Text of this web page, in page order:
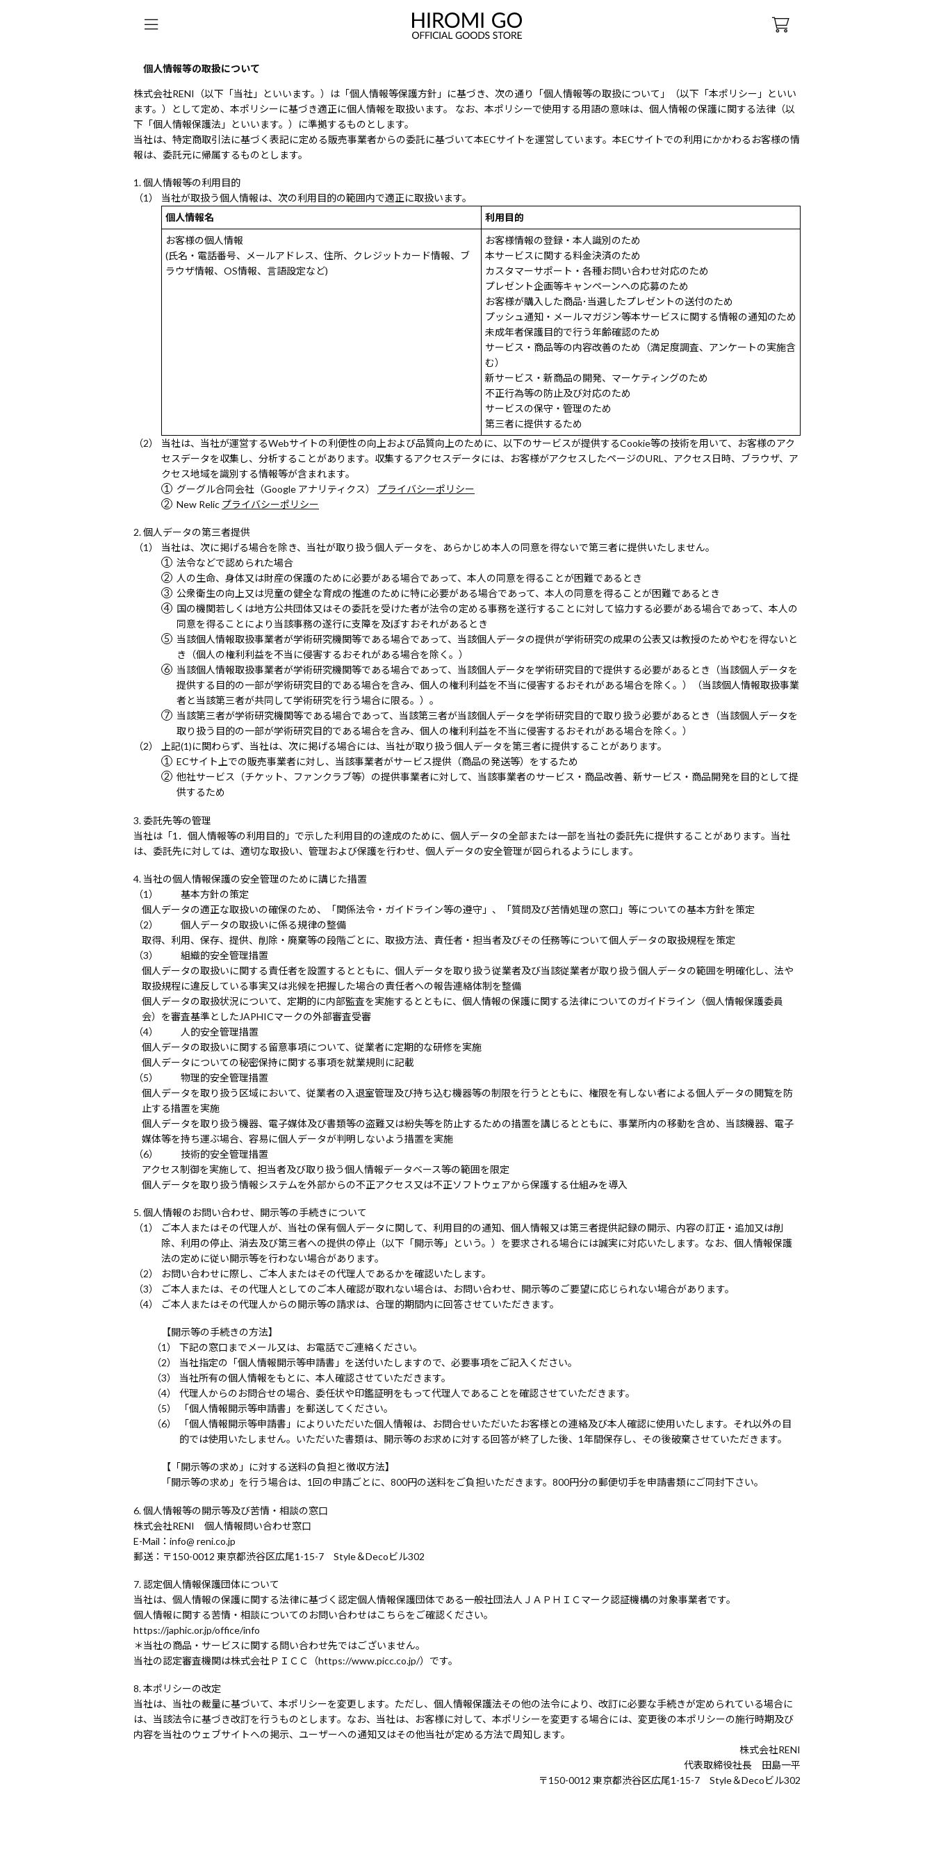
個人情報等の取扱について
株式会社RENI（以下「当社」といいます。）は「個人情報等保護方針」に基づき、次の通り「個人情報等の取扱について」（以下「本ポリシー」といい
ます。）として定め、本ポリシーに基づき適正に個人情報を取扱います。 なお、本ポリシーで使用する用語の意味は、個人情報の保護に関する法律（以
下「個人情報保護法」といいます。）に準拠するものとします。
当社は、特定商取引法に基づく表記に定める販売事業者からの委託に基づいて本ECサイトを運営しています。本ECサイトでの利用にかかわるお客様の情
報は、委託元に帰属するものとします。
個人情報等の利用目的
当社が取扱う個人情報は、次の利用目的の範囲内で適正に取扱います。
個人情報名
利用目的
お客様の個人情報
(氏名・電話番号、メールアドレス、住所、クレジットカード情報、ブ
ラウザ情報、OS情報、言語設定など)
お客様情報の登録・本人識別のため
本サービスに関する料金決済のため
カスタマーサポート・各種お問い合わせ対応のため
プレゼント企画等キャンペーンへの応募のため
お客様が購入した商品･当選したプレゼントの送付のため
プッシュ通知・メールマガジン等本サービスに関する情報の通知のため
未成年者保護目的で行う年齢確認のため
サービス・商品等の内容改善のため（満足度調査、アンケートの実施含
む）
新サービス・新商品の開発、マーケティングのため
不正行為等の防止及び対応のため
サービスの保守・管理のため
第三者に提供するため
当社は、当社が運営するWebサイトの利便性の向上および品質向上のために、以下のサービスが提供するCookie等の技術を用いて、お客様のアク
セスデータを収集し、分析することがあります。収集するアクセスデータには、お客様がアクセスしたページのURL、アクセス日時、ブラウザ、ア
クセス地域を識別する情報等が含まれます。
グーグル合同会社（Google アナリティクス） プライバシーポリシー
New Relic プライバシーポリシー
個人データの第三者提供
当社は、次に掲げる場合を除き、当社が取り扱う個人データを、あらかじめ本人の同意を得ないで第三者に提供いたしません。
法令などで認められた場合
人の生命、身体又は財産の保護のために必要がある場合であって、本人の同意を得ることが困難であるとき
公衆衛生の向上又は児童の健全な育成の推進のために特に必要がある場合であって、本人の同意を得ることが困難であるとき
国の機関若しくは地方公共団体又はその委託を受けた者が法令の定める事務を遂行することに対して協力する必要がある場合であって、本人の
同意を得ることにより当該事務の遂行に支障を及ぼすおそれがあるとき
当該個人情報取扱事業者が学術研究機関等である場合であって、当該個人データの提供が学術研究の成果の公表又は教授のためやむを得ないと
き（個人の権利利益を不当に侵害するおそれがある場合を除く。）
当該個人情報取扱事業者が学術研究機関等である場合であって、当該個人データを学術研究目的で提供する必要があるとき（当該個人データを
提供する目的の一部が学術研究目的である場合を含み、個人の権利利益を不当に侵害するおそれがある場合を除く。）（当該個人情報取扱事業
者と当該第三者が共同して学術研究を行う場合に限る。）。
当該第三者が学術研究機関等である場合であって、当該第三者が当該個人データを学術研究目的で取り扱う必要があるとき（当該個人データを
取り扱う目的の一部が学術研究目的である場合を含み、個人の権利利益を不当に侵害するおそれがある場合を除く。）
上記(1)に関わらず、当社は、次に掲げる場合には、当社が取り扱う個人データを第三者に提供することがあります。
ECサイト上での販売事業者に対し、当該事業者がサービス提供（商品の発送等）をするため
他社サービス（チケット、ファンクラブ等）の提供事業者に対して、当該事業者のサービス・商品改善、新サービス・商品開発を目的として提
供するため
委託先等の管理
当社は「1．個人情報等の利用目的」で示した利用目的の達成のために、個人データの全部または一部を当社の委託先に提供することがあります。当社
は、委託先に対しては、適切な取扱い、管理および保護を行わせ、個人データの安全管理が図られるようにします。
当社の個人情報保護の安全管理のために講じた措置
基本方針の策定
個人データの適正な取扱いの確保のため、「関係法令・ガイドライン等の遵守」、「質問及び苦情処理の窓口」等についての基本方針を策定
個人データの取扱いに係る規律の整備
取得、利用、保存、提供、削除・廃棄等の段階ごとに、取扱方法、責任者・担当者及びその任務等について個人データの取扱規程を策定
組織的安全管理措置
個人データの取扱いに関する責任者を設置するとともに、個人データを取り扱う従業者及び当該従業者が取り扱う個人データの範囲を明確化し、法や
取扱規程に違反している事実又は兆候を把握した場合の責任者への報告連絡体制を整備
個人データの取扱状況について、定期的に内部監査を実施するとともに、個人情報の保護に関する法律についてのガイドライン（個人情報保護委員
会）を審査基準としたJAPHICマークの外部審査受審
人的安全管理措置
個人データの取扱いに関する留意事項について、従業者に定期的な研修を実施
個人データについての秘密保持に関する事項を就業規則に記載
物理的安全管理措置
個人データを取り扱う区域において、従業者の入退室管理及び持ち込む機器等の制限を行うとともに、権限を有しない者による個人データの閲覧を防
止する措置を実施
個人データを取り扱う機器、電子媒体及び書類等の盗難又は紛失等を防止するための措置を講じるとともに、事業所内の移動を含め、当該機器、電子
媒体等を持ち運ぶ場合、容易に個人データが判明しないよう措置を実施
技術的安全管理措置
アクセス制御を実施して、担当者及び取り扱う個人情報データベース等の範囲を限定
個人データを取り扱う情報システムを外部からの不正アクセス又は不正ソフトウェアから保護する仕組みを導入
個人情報のお問い合わせ、開示等の手続きについて
ご本人またはその代理人が、当社の保有個人データに関して、利用目的の通知、個人情報又は第三者提供記録の開示、内容の訂正・追加又は削
除、利用の停止、消去及び第三者への提供の停止（以下「開示等」という。）を要求される場合には誠実に対応いたします。なお、個人情報保護
法の定めに従い開示等を行わない場合があります。
お問い合わせに際し、ご本人またはその代理人であるかを確認いたします。
ご本人または、その代理人としてのご本人確認が取れない場合は、お問い合わせ、開示等のご要望に応じられない場合があります。
ご本人またはその代理人からの開示等の請求は、合理的期間内に回答させていただきます。
【開示等の手続きの方法】
下記の窓口までメール又は、お電話でご連絡ください。
当社指定の「個人情報開示等申請書」を送付いたしますので、必要事項をご記入ください。
当社所有の個人情報をもとに、本人確認させていただきます。
代理人からのお問合せの場合、委任状や印鑑証明をもって代理人であることを確認させていただきます。
「個人情報開示等申請書」を郵送してください。
「個人情報開示等申請書」によりいただいた個人情報は、お問合せいただいたお客様との連絡及び本人確認に使用いたします。それ以外の目
的では使用いたしません。いただいた書類は、開示等のお求めに対する回答が終了した後、1年間保存し、その後破棄させていただきます。
【「開示等の求め」に対する送料の負担と徴収方法】
「開示等の求め」を行う場合は、1回の申請ごとに、800円の送料をご負担いただきます。800円分の郵便切手を申請書類にご同封下さい。
個人情報等の開示等及び苦情・相談の窓口
株式会社RENI 個人情報問い合わせ窓口
E-Mail
info@ reni.co.jp
郵送
〒150-0012 東京都渋谷区広尾1-15-7 Style＆Decoビル302
認定個人情報保護団体について
当社は、個人情報の保護に関する法律に基づく認定個人情報保護団体である一般社団法人ＪＡＰＨＩＣマーク認証機構の対象事業者です。
個人情報に関する苦情・相談についてのお問い合わせはこちらをご確認ください。
https://japhic.or.jp/office/info
＊当社の商品・サービスに関する問い合わせ先ではございません。
当社の認定審査機関は株式会社ＰＩＣＣ（https://www.picc.co.jp/）です。
本ポリシーの改定
当社は、当社の裁量に基づいて、本ポリシーを変更します。ただし、個人情報保護法その他の法令により、改訂に必要な手続きが定められている場合に
は、当該法令に基づき改訂を行うものとします。なお、当社は、お客様に対して、本ポリシーを変更する場合には、変更後の本ポリシーの施行時期及び
内容を当社のウェブサイトへの掲示、ユーザーへの通知又はその他当社が定める方法で周知します。
株式会社RENI
代表取締役社長 田島一平
〒150-0012 東京都渋谷区広尾1-15-7 Style＆Decoビル302